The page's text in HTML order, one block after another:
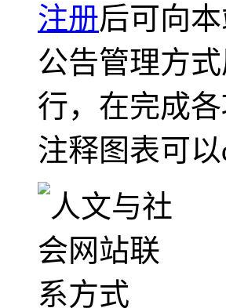
注册后可向
公告管理方
行，在完成
注释图表可